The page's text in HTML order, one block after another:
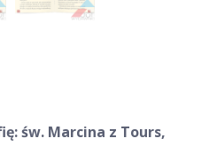
św. Marcina z Tours,